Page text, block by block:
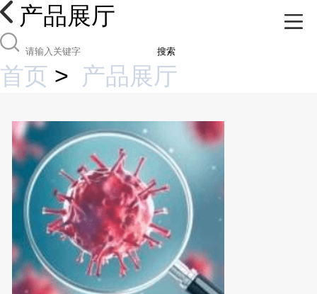
产品展厅
搜索
首页 > 产品展厅